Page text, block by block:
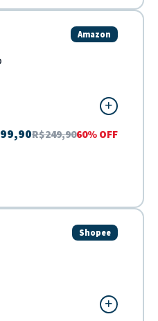
Amazon
R$249,9060% OFF
Shopee